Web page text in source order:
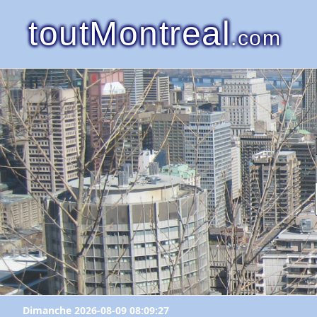
toutMontreal.com
Dimanche 2026-08-09 08:09:27